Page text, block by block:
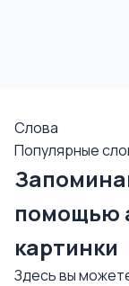
Слова
Популярные
помощью
картинки
Здесь вы